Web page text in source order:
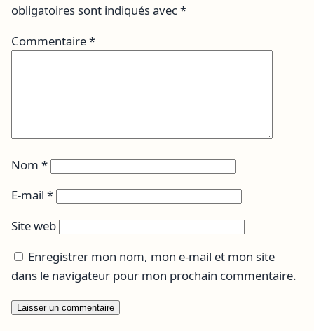
obligatoires sont indiqués avec*
Commentaire*
Nom *
E-mail *
Site web
Enregistrer mon nom, mon e-mail et mon site
dans le navigateur pour mon prochain commentaire.